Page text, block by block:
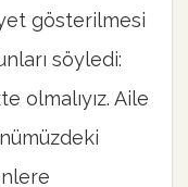
gösterilmesi
söyledi:
olmalıyız. Aile